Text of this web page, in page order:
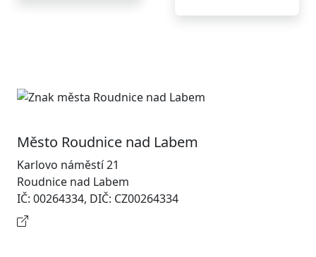
Město Roudnice nad Labem
Karlovo náměstí 21
Roudnice nad Labem
IČ: 00264334, DIČ: CZ00264334